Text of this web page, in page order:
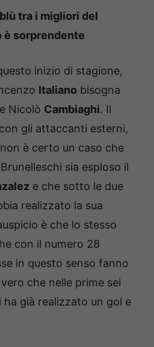
tra i migliori del
è sorprendente
inizio di stagione,
Italiano bisogna
Nicolò Cambiaghi. Il
gli attaccanti esterni,
è certo un caso che
sia esploso il
e che sotto le due
realizzato la sua
è che lo stesso
con il numero 28
in questo senso fanno
che nelle prime sei
ha già realizzato un gol e